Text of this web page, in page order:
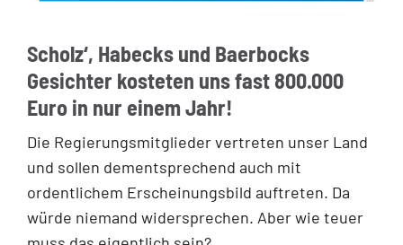
Scholz‘, Habecks und Baerbocks
Gesichter kosteten uns fast 800.000
Euro in nur einem Jahr!
Die Regierungsmitglieder vertreten unser Land
und sollen dementsprechend auch mit
ordentlichem Erscheinungsbild auftreten. Da
würde niemand widersprechen. Aber wie teuer